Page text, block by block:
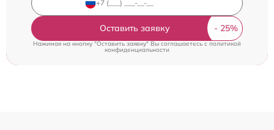
Оставить заявку
Нажимая на кнопку "Оставить заявку" Вы соглашаетесь cполитикой
конфиденциальности